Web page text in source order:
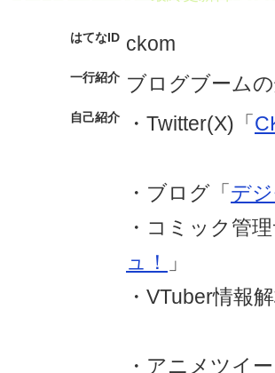
はてなID ckom
一行紹介 ブログブーム
自己紹介 ・Twitter(X)「
・ブログ「 デ
・コミック管
ュ！
」
・VTuber情報
・アニメツイ